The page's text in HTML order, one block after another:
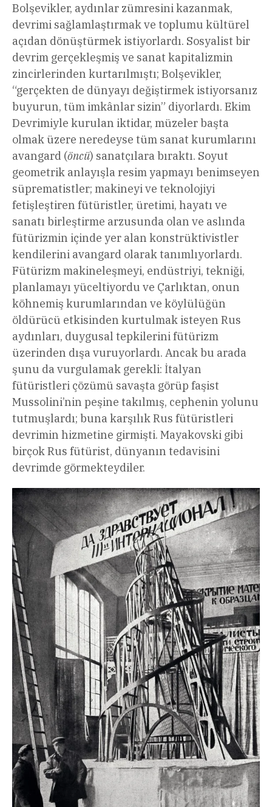
Bolşevikler, aydınlar zümresini kazanmak,
devrimi sağlamlaştırmak ve toplumu kültürel
açıdan dönüştürmek istiyorlardı. Sosyalist bir
devrim gerçekleşmiş ve sanat kapitalizmin
zincirlerinden kurtarılmıştı; Bolşevikler,
“gerçekten de dünyayı değiştirmek istiyorsanız
buyurun, tüm imkânlar sizin” diyorlardı. Ekim
Devrimiyle kurulan iktidar, müzeler başta
olmak üzere neredeyse tüm sanat kurumlarını
avangard (öncü) sanatçılara bıraktı. Soyut
geometrik anlayışla resim yapmayı benimseyen
süprematistler; makineyi ve teknolojiyi
fetişleştiren fütüristler, üretimi, hayatı ve
sanatı birleştirme arzusunda olan ve aslında
fütürizmin içinde yer alan konstrüktivistler
kendilerini avangard olarak tanımlıyorlardı.
Fütürizm makineleşmeyi, endüstriyi, tekniği,
planlamayı yüceltiyordu ve Çarlıktan, onun
köhnemiş kurumlarından ve köylülüğün
öldürücü etkisinden kurtulmak isteyen Rus
aydınları, duygusal tepkilerini fütürizm
üzerinden dışa vuruyorlardı. Ancak bu arada
şunu da vurgulamak gerekli: İtalyan
fütüristleri çözümü savaşta görüp faşist
Mussolini’nin peşine takılmış, cephenin yolunu
tutmuşlardı; buna karşılık Rus fütüristleri
devrimin hizmetine girmişti. Mayakovski gibi
birçok Rus fütürist, dünyanın tedavisini
devrimde görmekteydiler.